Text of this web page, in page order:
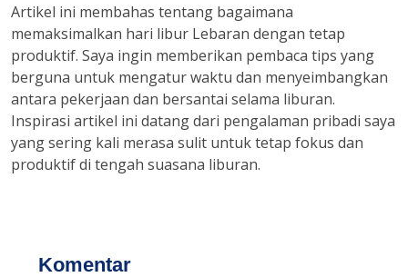
Artikel ini membahas tentang bagaimana
memaksimalkan hari libur Lebaran dengan tetap
produktif. Saya ingin memberikan pembaca tips yang
berguna untuk mengatur waktu dan menyeimbangkan
antara pekerjaan dan bersantai selama liburan.
Inspirasi artikel ini datang dari pengalaman pribadi saya
yang sering kali merasa sulit untuk tetap fokus dan
produktif di tengah suasana liburan.
Komentar